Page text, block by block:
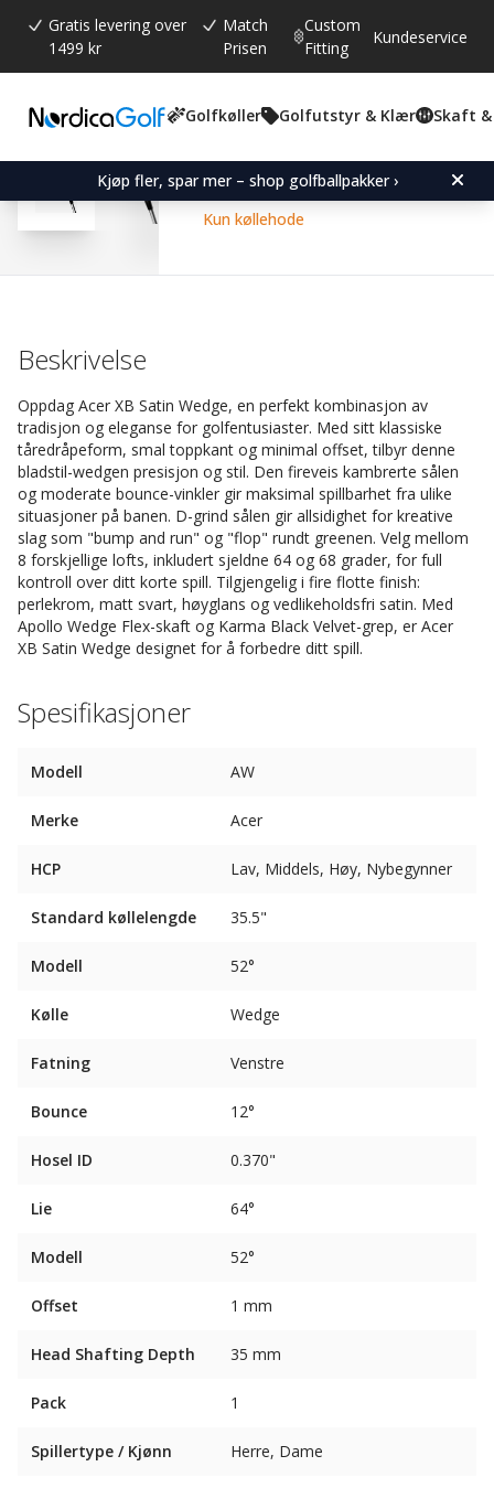
Gratis levering over
1499 kr
Match
Prisen
Custom
Fitting
Kundeservice
Golfkøller Golfutstyr & Klær Skaft &
Kjøp fler, spar mer – shop golfballpakker ›
Gjennomsnittskarakter:
4.6 (stemmer:
205)
Acer XB Satin Wedge-
Kun køllehode
Beskrivelse
Oppdag Acer XB Satin Wedge, en perfekt kombinasjon av
tradisjon og eleganse for golfentusiaster. Med sitt klassiske
tåredråpeform, smal toppkant og minimal offset, tilbyr denne
bladstil-wedgen presisjon og stil. Den fireveis kambrerte sålen
og moderate bounce-vinkler gir maksimal spillbarhet fra ulike
situasjoner på banen. D-grind sålen gir allsidighet for kreative
slag som "bump and run" og "flop" rundt greenen. Velg mellom
8 forskjellige lofts, inkludert sjeldne 64 og 68 grader, for full
kontroll over ditt korte spill. Tilgjengelig i fire flotte finish:
perlekrom, matt svart, høyglans og vedlikeholdsfri satin. Med
Apollo Wedge Flex-skaft og Karma Black Velvet-grep, er Acer
XB Satin Wedge designet for å forbedre ditt spill.
Spesifikasjoner
Modell AW
Merke Acer
HCP Lav, Middels, Høy, Nybegynner
Standard køllelengde 35.5"
Modell 52°
Kølle Wedge
Fatning Venstre
Bounce 12°
Hosel ID 0.370"
Lie 64°
Modell 52°
Offset 1 mm
Head Shafting Depth 35 mm
Pack 1
Spillertype / Kjønn Herre, Dame